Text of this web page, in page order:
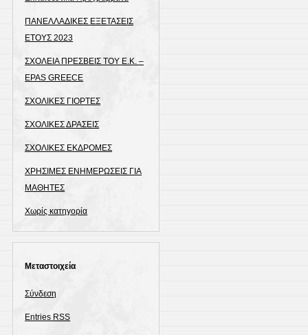
ΠΑΝΕΛΛΑΔΙΚΕΣ ΕΞΕΤΑΣΕΙΣ
ΕΤΟΥΣ 2023
ΣΧΟΛΕΙΑ ΠΡΕΣΒΕΙΣ ΤΟΥ Ε.Κ. –
EPAS GREECE
ΣΧΟΛΙΚΕΣ ΓΙΟΡΤΕΣ
ΣΧΟΛΙΚΕΣ ΔΡΑΣΕΙΣ
ΣΧΟΛΙΚΕΣ ΕΚΔΡΟΜΕΣ
ΧΡΗΣΙΜΕΣ ΕΝΗΜΕΡΩΣΕΙΣ ΓΙΑ
ΜΑΘΗΤΕΣ
Χωρίς κατηγορία
Μεταστοιχεία
Σύνδεση
Entries RSS